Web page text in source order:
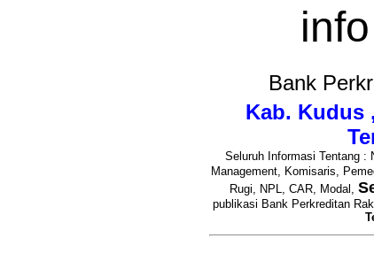
Bank
Kab. Kudus
Seluruh Informasi Tentang :
Management, Komisaris,
Rugi, NPL, CAR, Modal,
publikasi Bank Perkreditan